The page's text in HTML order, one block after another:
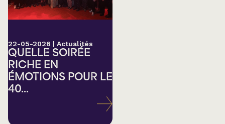
22-05-2026 | Actualités
QUELLE SOIRÉE
RICHE EN
ÉMOTIONS POUR LE
40...